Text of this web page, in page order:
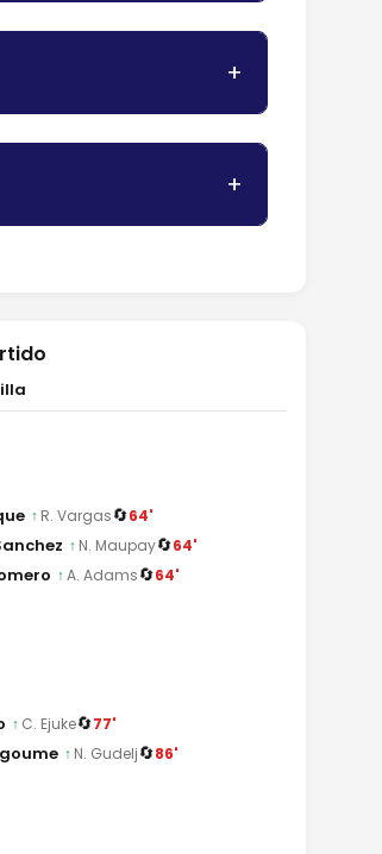
↑ R. Vargas🔄64'
↑ N. Maupay🔄64'
↑A. Adams🔄64'
↑ C. Ejuke🔄77'
↑ N. Gudelj🔄86'